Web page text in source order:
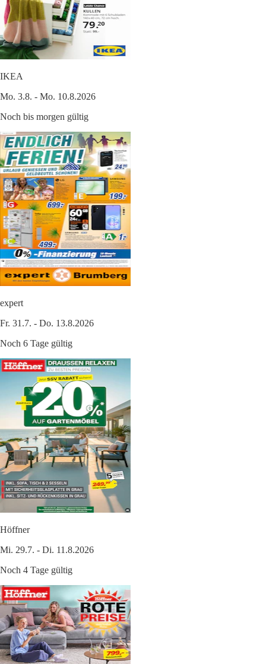
IKEA
Mo. 3.8. - Mo. 10.8.2026
Noch bis morgen gültig
expert
Fr. 31.7. - Do. 13.8.2026
Noch 6 Tage gültig
Höffner
Mi. 29.7. - Di. 11.8.2026
Noch 4 Tage gültig